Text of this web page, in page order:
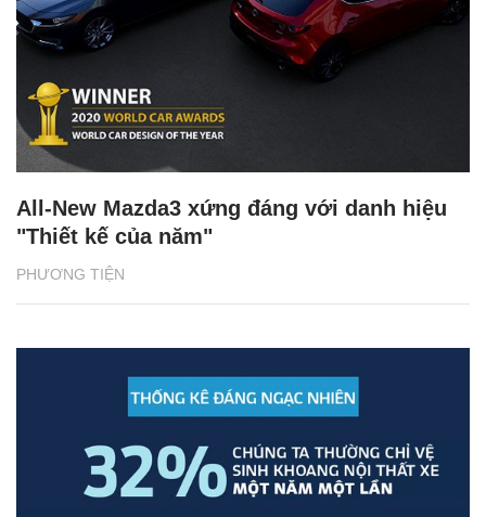
PHƯƠNG TIỆN
All-New Mazda3 xứng đáng với danh hiệu
"Thiết kế của năm"